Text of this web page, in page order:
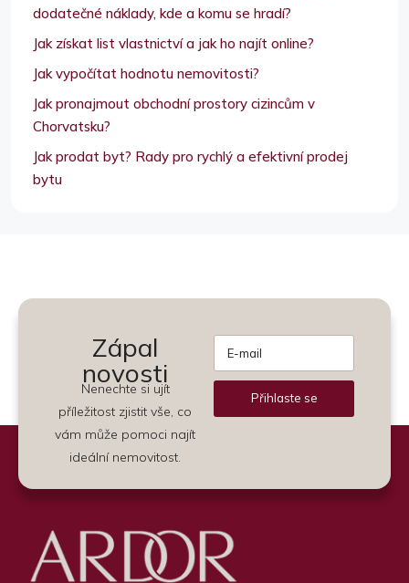
dodatečné náklady, kde a komu se hradí?
Jak získat list vlastnictví a jak ho najít online?
Jak vypočítat hodnotu nemovitosti?
Jak pronajmout obchodní prostory cizincům v
Chorvatsku?
Jak prodat byt? Rady pro rychlý a efektivní prodej
bytu
Zápal
novosti
Nenechte si ujít
příležitost zjistit vše, co
vám může pomoci najít
ideální nemovitost.
Přihlaste se